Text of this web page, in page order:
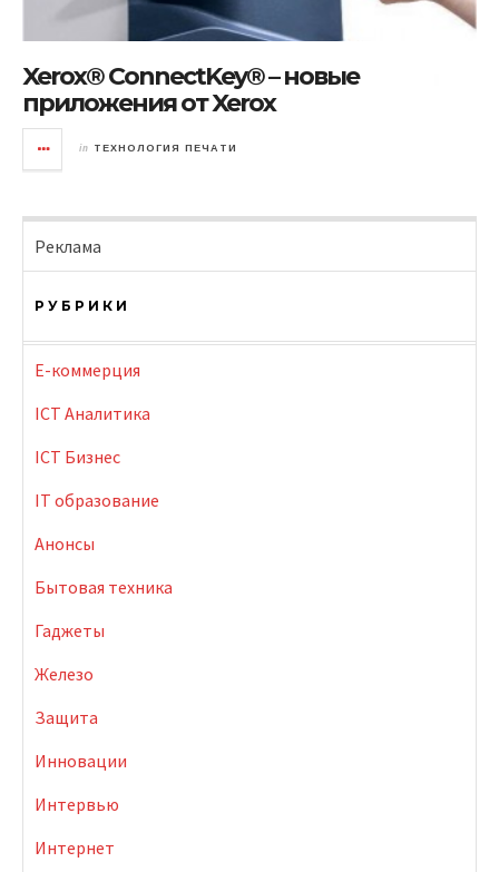
Xerox® ConnectKey® – новые
приложения от Xerox
in ТЕХНОЛОГИЯ ПЕЧАТИ
Реклама
РУБРИКИ
E-коммерция
ICT Аналитика
ICT Бизнес
IT образование
Анонсы
Бытовая техника
Гаджеты
Железо
Защита
Инновации
Интервью
Интернет